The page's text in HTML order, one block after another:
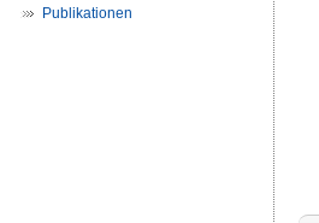
Publikationen